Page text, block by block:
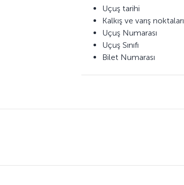
Uçuş tarihi
Kalkış ve varış noktaları
Uçuş Numarası
Uçuş Sınıfı
Bilet Numarası